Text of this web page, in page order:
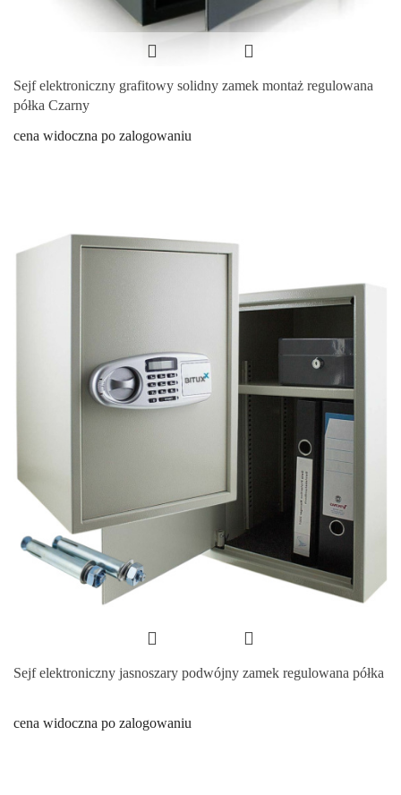
Sejf elektroniczny grafitowy solidny zamek montaż regulowana
półka Czarny
cena widoczna po zalogowaniu
Sejf elektroniczny jasnoszary podwójny zamek regulowana półka
cena widoczna po zalogowaniu